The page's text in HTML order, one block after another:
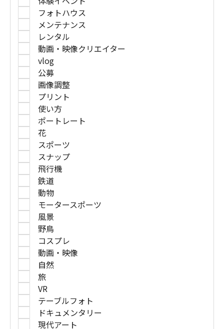
フォトハウス
メンテナンス
レンタル
動画・映像クリエイター
vlog
公募
画像調整
プリント
使い方
ポートレート
花
スポーツ
スナップ
飛行機
鉄道
動物
モータースポーツ
風景
野鳥
コスプレ
動画・映像
自然
旅
VR
テーブルフォト
ドキュメンタリー
現代アート